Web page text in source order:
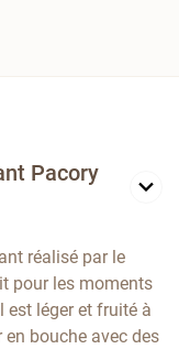
Pacory
réalisé par le
pour les moments
léger et fruité à
en bouche avec des